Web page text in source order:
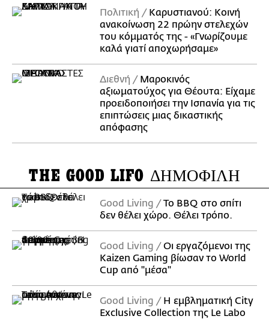
Πολιτική
Καρυστιανού: Κοινή
ανακοίνωση 22 πρώην στελεχών
του κόμματός της - «Γνωρίζουμε
καλά γιατί αποχωρήσαμε»
Διεθνή
Μαροκινός
αξιωματούχος για Θέουτα: Είχαμε
προειδοποιήσει την Ισπανία για τις
επιπτώσεις μιας δικαστικής
απόφασης
THE GOOD LIFO ΔΗΜΟΦΙΛΗ
Good Living
Το BBQ στο σπίτι
δεν θέλει χώρο. Θέλει τρόπο.
Good Living
Οι εργαζόμενοι της
Kaizen Gaming βίωσαν το World
Cup από "μέσα"
Good Living
Η εμβληματική City
Exclusive Collection της Le Labo